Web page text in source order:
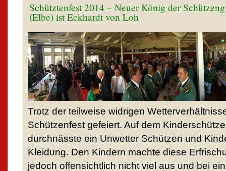
Schütztenfest 2014 – Neuer König der
(Elbe) ist Eckhardt von Loh
Trotz der teilweise widrigen
Schützenfest gefeiert. Auf dem
durchnässte ein Unwetter Schützen und
Kleidung. Den Kindern machte diese
jedoch offensichtlich nicht viel aus und bei